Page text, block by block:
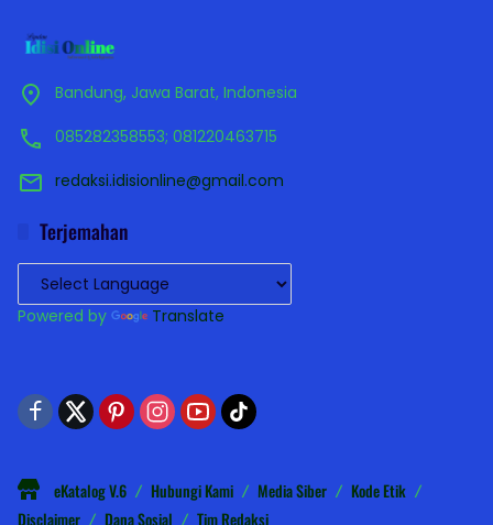
Bandung, Jawa Barat, Indonesia
085282358553; 081220463715
redaksi.idisionline@gmail.com
Terjemahan
Powered by Translate
eKatalog V.6 Hubungi Kami Media Siber
Kode Etik
Disclaimer
Dana Sosial Tim Redaksi